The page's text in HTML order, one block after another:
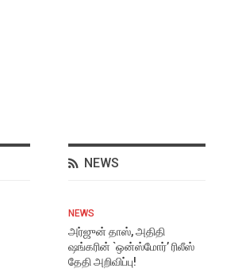
NEWS
NEWS
அர்ஜுன் தாஸ், அதிதி
ஷங்கரின் `ஒன்ஸ்மோர்’ ரிலீஸ்
தேதி அறிவிப்பு!